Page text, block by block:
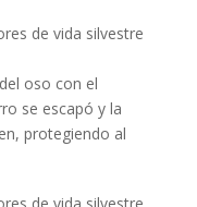
de vida silvestre
oso con el
se escapó y la
protegiendo al
de vida silvestre